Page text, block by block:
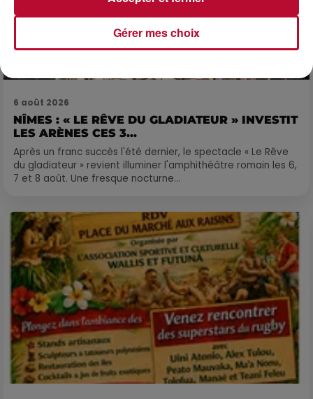
6 août 2026
NÎMES : « LE RÊVE DU GLADIATEUR » INVESTIT
LES ARÈNES CES 3...
Après un franc succès l'été dernier, le spectacle « Le Rêve
du gladiateur » revient illuminer l'amphithéâtre romain les 6,
7 et 8 août. Une fresque nocturne...
Gérer mes choix